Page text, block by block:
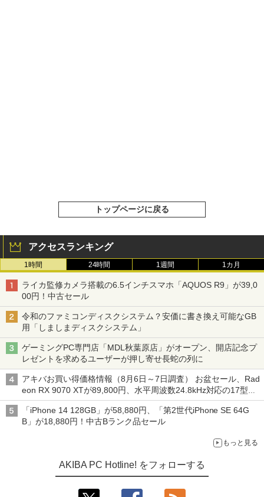
トップページに戻る
アクセスランキング
1時間 24時間 1週間 1カ月
ライカ監修カメラ搭載の6.5インチスマホ「AQUOS R9」が39,0
00円！中古セール
令和のファミコンディスクシステム？安価に書き換え可能なGB
用「しましまディスクシステム」
ゲーミングPC専門店「MDL秋葉原店」がオープン、開店記念プ
レゼントを求めるユーザーが押し寄せ長蛇の列に
アキバお買い得価格情報（8月6日～7日調査） お盆セール、Rad
eon RX 9070 XTが89,800円、水平周波数24.8kHz対応の17型モ
ニターが9,801円、暑さ指数連動セール ほか
「iPhone 14 128GB」が58,880円、「第2世代iPhone SE 64G
B」が18,880円！中古Bランク品セール
もっと見る
AKIBA PC Hotline! をフォローする